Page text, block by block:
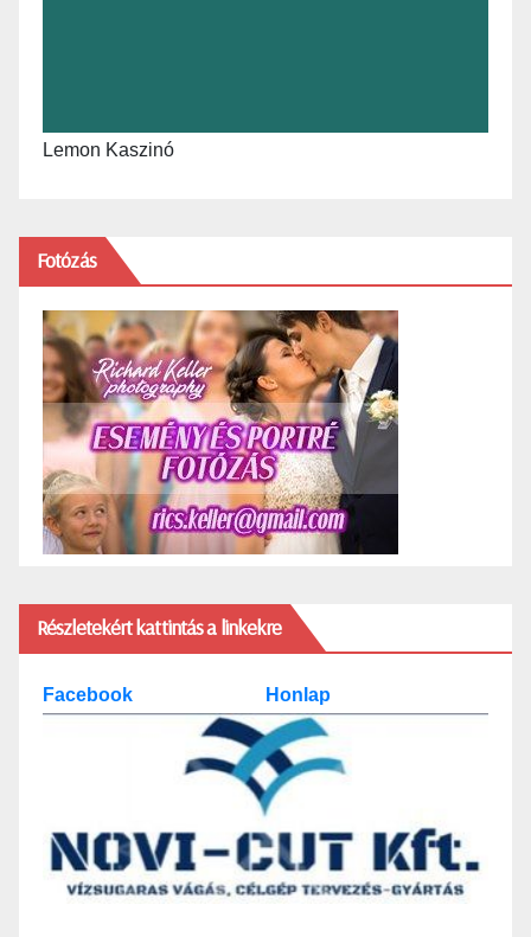
Lemon Kaszinó
Fotózás
Részletekért kattintás a linkekre
Facebook Honlap